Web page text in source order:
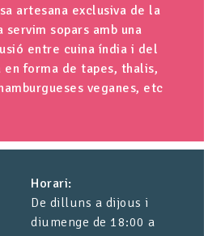
artesana exclusiva de la
servim sopars amb una
entre cuina índia i del
forma de tapes, thalis,
veganes, etc
Horari
De dilluns a dijous i
diumenge de 18:00 a